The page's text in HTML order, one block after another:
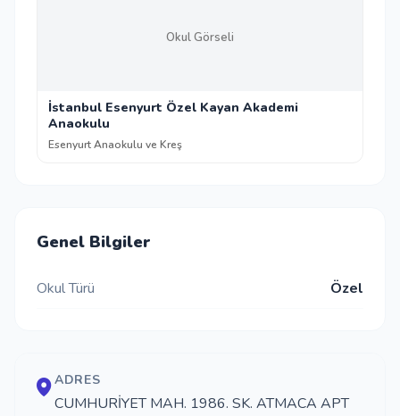
Okul Görseli
İstanbul Esenyurt Özel Kayan Akademi
Anaokulu
Esenyurt Anaokulu ve Kreş
Genel Bilgiler
Okul Türü Özel
ADRES
CUMHURİYET MAH. 1986. SK. ATMACA APT